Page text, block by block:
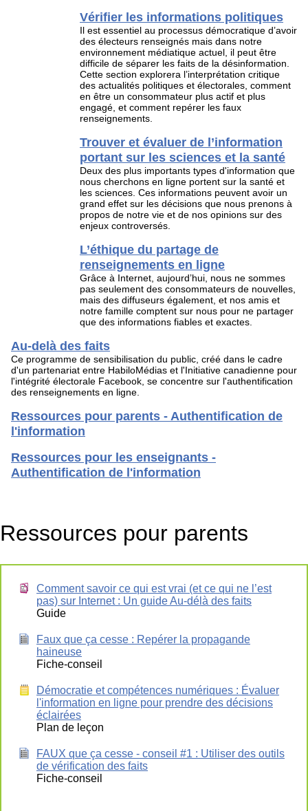
Vérifier les informations politiques
Il est essentiel au processus démocratique d’avoir
des électeurs renseignés mais dans notre
environnement médiatique actuel, il peut être
difficile de séparer les faits de la désinformation.
Cette section explorera l’interprétation critique
des actualités politiques et électorales, comment
en être un consommateur plus actif et plus
engagé, et comment repérer les faux
renseignements.
Trouver et évaluer de l’information
portant sur les sciences et la santé
Deux des plus importants types d'information que
nous cherchons en ligne portent sur la santé et
les sciences. Ces informations peuvent avoir un
grand effet sur les décisions que nous prenons à
propos de notre vie et de nos opinions sur des
enjeux controversés.
L’éthique du partage de
renseignements en ligne
Grâce à Internet, aujourd’hui, nous ne sommes
pas seulement des consommateurs de nouvelles,
mais des diffuseurs également, et nos amis et
notre famille comptent sur nous pour ne partager
que des informations fiables et exactes.
Au-delà des faits
Ce programme de sensibilisation du public, créé dans le cadre
d'un partenariat entre HabiloMédias et l'Initiative canadienne pour
l'intégrité électorale Facebook, se concentre sur l'authentification
des renseignements en ligne.
Ressources pour parents - Authentification de
l'information
Ressources pour les enseignants -
Authentification de l'information
Ressources pour parents
Comment savoir ce qui est vrai (et ce qui ne l’est
pas) sur Internet : Un guide Au-délà des faits
Guide
Faux que ça cesse : Repérer la propagande
haineuse
Fiche-conseil
Démocratie et compétences numériques : Évaluer
l'information en ligne pour prendre des décisions
éclairées
Plan de leçon
FAUX que ça cesse - conseil #1 : Utiliser des outils
de vérification des faits
Fiche-conseil